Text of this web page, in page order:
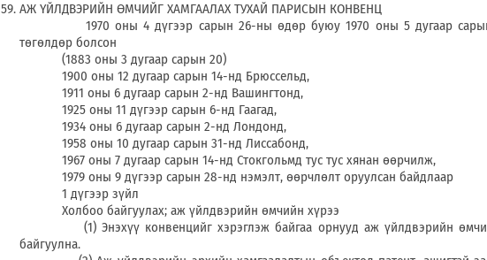
АЖ YЙЛДВЭРИЙН ӨМЧИЙГ ХАМГААЛАХ ТУХАЙ ПАРИСЫН КОНВЕНЦ
1970 оны 4 дүгээр сарын 26-ны өдөр буюу 1970 оны 5 дугаар сарын
төгөлдөр болсон
(1883 оны 3 дугаар сарын 20)
1900 оны 12 дугаар сарын 14-нд Брюссельд,
1911 оны 6 дугаар сарын 2-нд Вашингтонд,
1925 оны 11 дүгээр сарын 6-нд Гаагад,
1934 оны 6 дугаар сарын 2-нд Лондонд,
1958 оны 10 дугаар сарын 31-нд Лиссабонд,
1967 оны 7 дугаар сарын 14-нд Стокгольмд тус тус хянан өөрчилж,
1979 оны 9 дүгээр сарын 28-нд нэмэлт, өөрчлөлт оруулсан байдлаар
1 дүгээр зүйл
Холбоо байгуулах; аж үйлдвэрийн өмчийн хүрээ
(1) Энэхүү конвенцийг хэрэглэж байгаа орнууд аж үйлдвэрийн
байгуулна.